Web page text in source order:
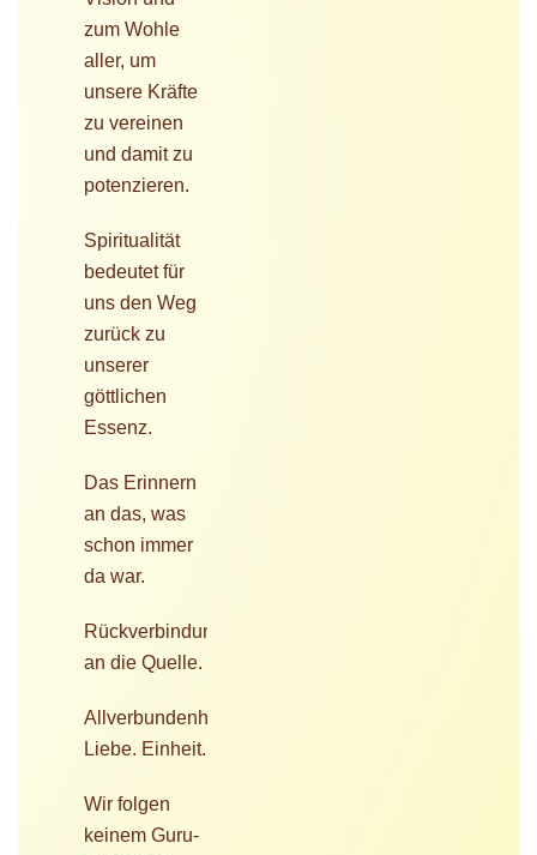
zum Wohle
aller, um
unsere Kräfte
zu vereinen
und damit zu
potenzieren.
Spiritualität
bedeutet für
uns den Weg
zurück zu
unserer
göttlichen
Essenz.
Das Erinnern
an das, was
schon immer
da war.
Rückverbindung
an die Quelle.
Allverbundenheit.
Liebe. Einheit.
Wir folgen
keinem Guru-